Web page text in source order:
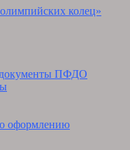
колец»
документы ПФДО
оформлению